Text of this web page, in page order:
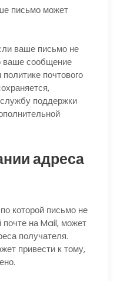
письмо может
ваше письмо не
ваше сообщение
почтового
поддержки
адреса
которой письмо не
почте на Mail, может
получателя.
привести к тому,